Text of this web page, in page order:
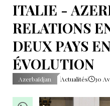
ITALIE -
RELATIONS
DEUX PAYS
ÉVOLUTION
Azerbaïdjan Actualités 30